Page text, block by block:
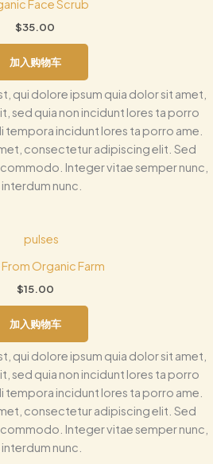
Face Scrub
$35.00
加入购物车
qui dolore ipsum quia dolor sit amet,
sed quia non incidunt lores ta porro
tempora incidunt lores ta porro ame.
consectetur adipiscing elit. Sed
Integer vitae semper nunc,
nunc.
From Organic Farm
$15.00
加入购物车
qui dolore ipsum quia dolor sit amet,
sed quia non incidunt lores ta porro
tempora incidunt lores ta porro ame.
consectetur adipiscing elit. Sed
Integer vitae semper nunc,
nunc.